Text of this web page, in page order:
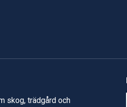
skog, trädgård och